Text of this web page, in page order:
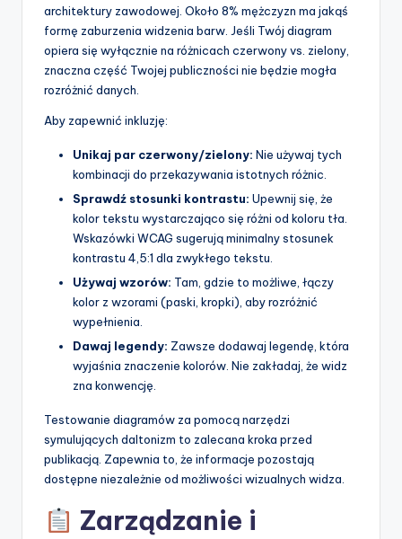
architektury zawodowej. Około 8% mężczyzn ma jakąś
formę zaburzenia widzenia barw. Jeśli Twój diagram
opiera się wyłącznie na różnicach czerwony vs. zielony,
znaczna część Twojej publiczności nie będzie mogła
rozróżnić danych.
Aby zapewnić inkluzję:
Unikaj par czerwony/zielony: Nie używaj tych
kombinacji do przekazywania istotnych różnic.
Sprawdź stosunki kontrastu: Upewnij się, że
kolor tekstu wystarczająco się różni od koloru tła.
Wskazówki WCAG sugerują minimalny stosunek
kontrastu 4,5:1 dla zwykłego tekstu.
Używaj wzorów: Tam, gdzie to możliwe, łączy
kolor z wzorami (paski, kropki), aby rozróżnić
wypełnienia.
Dawaj legendy: Zawsze dodawaj legendę, która
wyjaśnia znaczenie kolorów. Nie zakładaj, że widz
zna konwencję.
Testowanie diagramów za pomocą narzędzi
symulujących daltonizm to zalecana kroka przed
publikacją. Zapewnia to, że informacje pozostają
dostępne niezależnie od możliwości wizualnych widza.
Zarządzanie i